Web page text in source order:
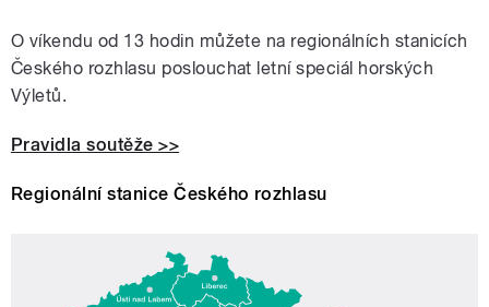
O víkendu od 13 hodin můžete na regionálních stanicích
Českého rozhlasu poslouchat letní speciál horských
Výletů.
Pravidla soutěže >>
Regionální stanice Českého rozhlasu